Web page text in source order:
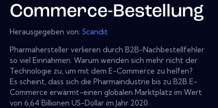
Commerce-Bestellung
Herausgegeben von: Scandit
Pharmahersteller verlieren durch B2B-Nachbestellfehler
so viel Einnahmen. Warum wenden sich mehr nicht der
Technologie zu, um mit dem E-Commerce zu helfen?
Es scheint, dass sich die Pharmaindustrie bis zu B2B E-
Commerce erwärmt-einen globalen Marktplatz im Wert
von 6,64 Billionen US-Dollar im Jahr 2020.